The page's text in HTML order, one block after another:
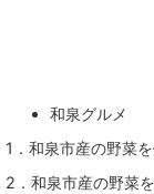
和泉グルメ
1．和泉市産の野菜
2．和泉市産の野菜